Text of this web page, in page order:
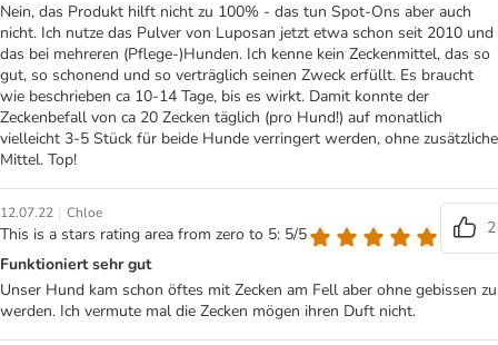
Nein, das Produkt hilft nicht zu 100% - das tun Spot-Ons aber auch
nicht. Ich nutze das Pulver von Luposan jetzt etwa schon seit 2010 und
das bei mehreren (Pflege-)Hunden. Ich kenne kein Zeckenmittel, das so
gut, so schonend und so verträglich seinen Zweck erfüllt. Es braucht
wie beschrieben ca 10-14 Tage, bis es wirkt. Damit konnte der
Zeckenbefall von ca 20 Zecken täglich (pro Hund!) auf monatlich
vielleicht 3-5 Stück für beide Hunde verringert werden, ohne zusätzliche
Mittel. Top!
12.07.22 | Chloe
This is a stars rating area from zero to 5: 5/5
2
Funktioniert sehr gut
Unser Hund kam schon öftes mit Zecken am Fell aber ohne gebissen zu
werden. Ich vermute mal die Zecken mögen ihren Duft nicht.